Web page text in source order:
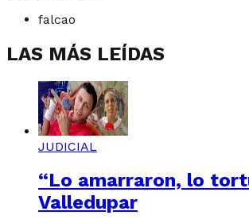
falcao
LAS MÁS LEÍDAS
JUDICIAL
“Lo amarraron, lo
Valledupar